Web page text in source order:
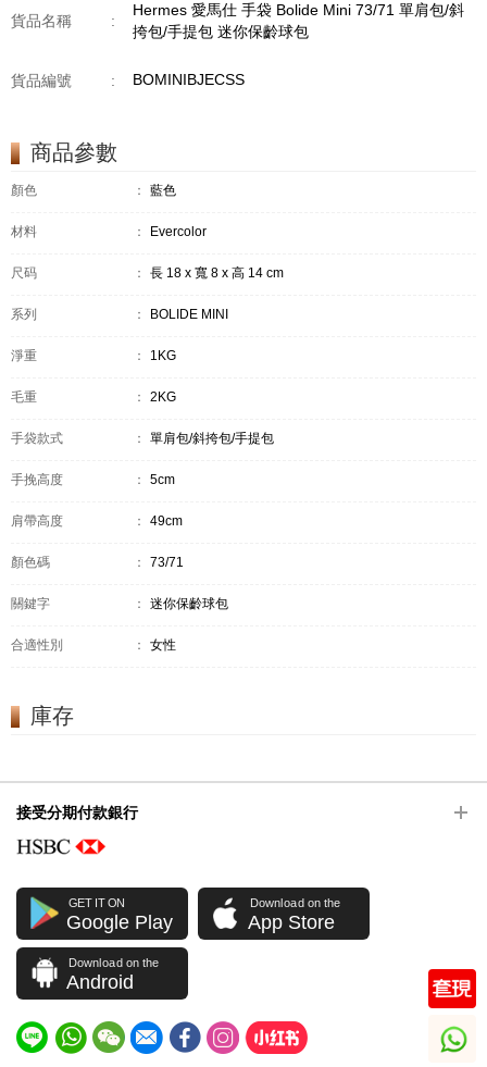
貨品名稱 :
Hermes 愛馬仕 手袋 Bolide Mini 73/71 單肩包/斜
挎包/手提包 迷你保齡球包
貨品編號 : BOMINIBJECSS
商品參數
顏色 ： 藍色
材料 ： Evercolor
尺码 ： 長 18 x 寬 8 x 高 14 cm
系列 ： BOLIDE MINI
淨重 ： 1KG
毛重 ： 2KG
手袋款式 ： 單肩包/斜挎包/手提包
手挽高度 ： 5cm
肩帶高度 ： 49cm
顏色碼 ： 73/71
關鍵字 ： 迷你保齡球包
合適性別 ： 女性
庫存
接受分期付款銀行
GET IT ON
Google Play
Download on the
App Store
Download on the
Android